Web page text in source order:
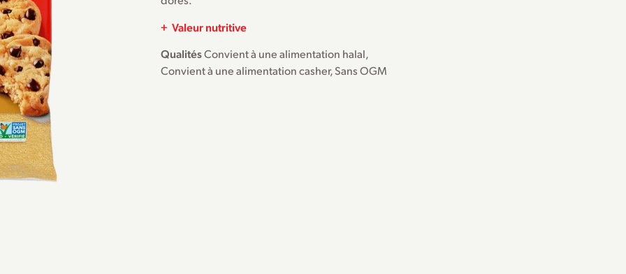
Valeur nutritive
QualitésConvient à une alimentation halal,
Convient à une alimentation casher,Sans OGM